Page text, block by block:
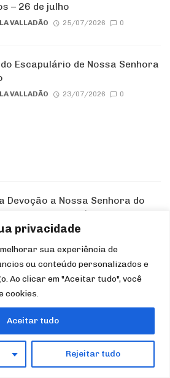
privacidade
sua experiência de
ou conteúdo personalizados e
Ao clicar em "Aceitar tudo", você
cookies.
Rejeitar tudo
Aceitar tudo
– 26 de julho
VALLADÃO 25/07/2026 0
Escapulário de Nossa Senhora
VALLADÃO 23/07/2026 0
Devoção a Nossa Senhora do
Aparição em Fátima e o uso do
– 16 de julho
11/07/2026